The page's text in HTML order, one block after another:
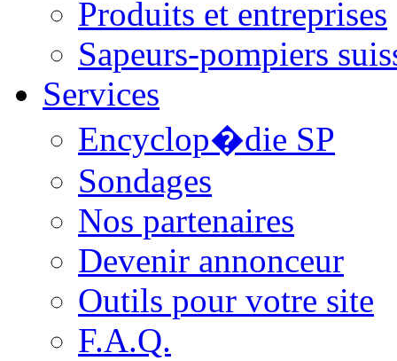
Produits et entreprises
Sapeurs-pompiers
Services
Encyclop�die SP
Sondages
Nos partenaires
Devenir annonceur
Outils pour votre site
F.A.Q.